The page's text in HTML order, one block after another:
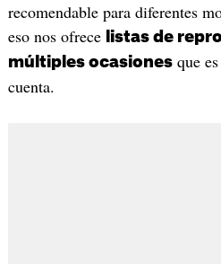
recomendable para diferentes
eso nos ofrece
listas de
múltiples ocasionesque es
cuenta.